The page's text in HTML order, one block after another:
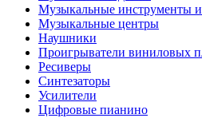
Музыкальные инструменты и
Музыкальные центры
Наушники
Проигрыватели виниловых
Ресиверы
Синтезаторы
Усилители
Цифровые пианино